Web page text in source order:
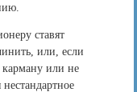
ставят
или, если
или не
нестандартное